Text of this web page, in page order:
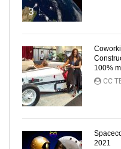
3
4
100%
CC
2021